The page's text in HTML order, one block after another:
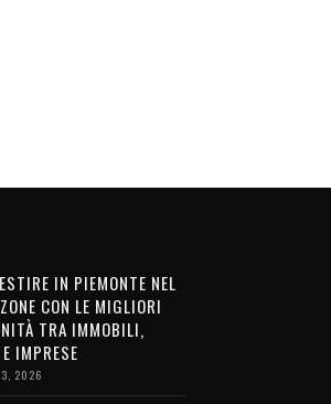
IN PIEMONTE NEL
CON LE MIGLIORI
TRA IMMOBILI,
IMPRESE
2026